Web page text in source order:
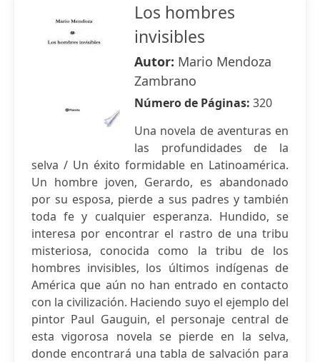
Los hombres
invisibles
Autor: Mario Mendoza
Zambrano
Número de Páginas: 320
Una novela de aventuras en
las profundidades de la
selva / Un éxito formidable en Latinoamérica.
Un hombre joven, Gerardo, es abandonado
por su esposa, pierde a sus padres y también
toda fe y cualquier esperanza. Hundido, se
interesa por encontrar el rastro de una tribu
misteriosa, conocida como la tribu de los
hombres invisibles, los últimos indígenas de
América que aún no han entrado en contacto
con la civilización. Haciendo suyo el ejemplo del
pintor Paul Gauguin, el personaje central de
esta vigorosa novela se pierde en la selva,
donde encontrará una tabla de salvación para